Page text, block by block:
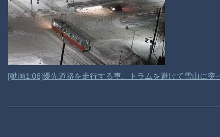
[動画1:06]優先道路を走行する車、トラムを避けて雪山に突